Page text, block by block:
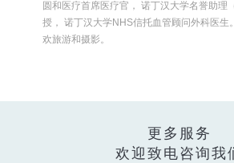
圆和医疗首席医疗官， 诺丁汉大学名誉助理
授， 诺丁汉大学NHS信托血管顾问外科医生
欢旅游和摄影。
更多服务
欢迎致电咨询我